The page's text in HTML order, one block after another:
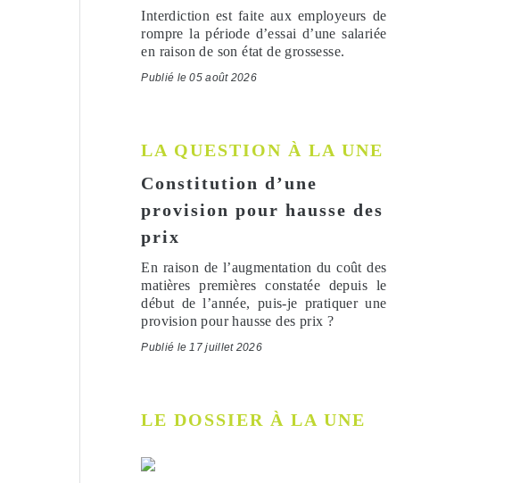
Interdiction est faite aux employeurs de
rompre la période d’essai d’une salariée
en raison de son état de grossesse.
Publié le 05 août 2026
LA QUESTION À LA UNE
Constitution d’une
provision pour hausse des
prix
En raison de l’augmentation du coût des
matières premières constatée depuis le
début de l’année, puis-je pratiquer une
provision pour hausse des prix ?
Publié le 17 juillet 2026
LE DOSSIER À LA UNE